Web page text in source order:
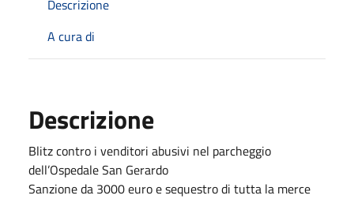
Descrizione
A cura di
Descrizione
Blitz contro i venditori abusivi nel parcheggio
dell’Ospedale San Gerardo
Sanzione da 3000 euro e sequestro di tutta la merce